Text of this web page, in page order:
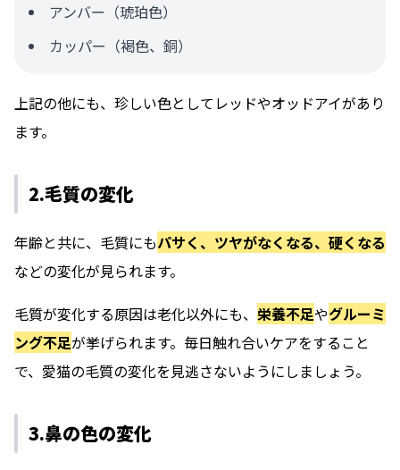
アンバー（琥珀色）
カッパー（褐色、銅）
上記の他にも、珍しい色としてレッドやオッドアイがあり
ます。
2.毛質の変化
年齢と共に、毛質にもパサく、ツヤがなくなる、硬くなる
などの変化が見られます。
毛質が変化する原因は老化以外にも、 栄養不足やグルーミ
ング不足が挙げられます。毎日触れ合いケアをすること
で、愛猫の毛質の変化を見逃さないようにしましょう。
3.鼻の色の変化